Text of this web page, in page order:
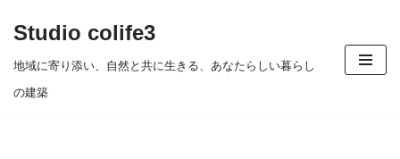
Studio colife3
地域に寄り添い、自然と共に生きる、あなたらしい暮らし
の建築